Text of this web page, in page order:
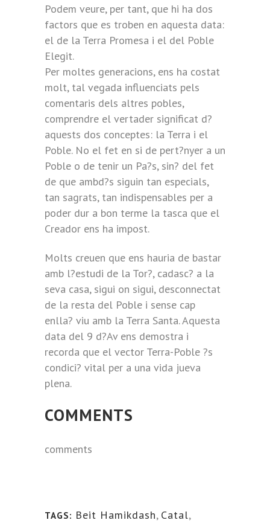
Podem veure, per tant, que hi ha dos
factors que es troben en aquesta data:
el de la Terra Promesa i el del Poble
Elegit.
Per moltes generacions, ens ha costat
molt, tal vegada influenciats pels
comentaris dels altres pobles,
comprendre el vertader significat d?
aquests dos conceptes: la Terra i el
Poble. No el fet en si de pert?nyer a un
Poble o de tenir un Pa?s, sin? del fet
de que ambd?s siguin tan especials,
tan sagrats, tan indispensables per a
poder dur a bon terme la tasca que el
Creador ens ha impost.
Molts creuen que ens hauria de bastar
amb l?estudi de la Tor?, cadasc? a la
seva casa, sigui on sigui, desconnectat
de la resta del Poble i sense cap
enlla? viu amb la Terra Santa. Aquesta
data del 9 d?Av ens demostra i
recorda que el vector Terra-Poble ?s
condici? vital per a una vida jueva
plena.
COMMENTS
comments
TAGS: Beit Hamikdash, Catal,